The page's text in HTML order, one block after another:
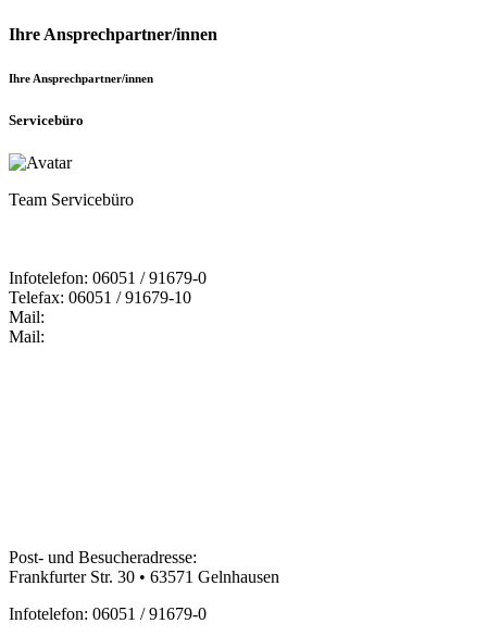
Ihre Ansprechpartner/innen
Ihre Ansprechpartner/innen
Servicebüro
Team Servicebüro
Infotelefon: 06051 / 91679-0
Telefax: 06051 / 91679-10
Mail:
Mail:
Post- und Besucheradresse:
Frankfurter Str. 30 • 63571 Gelnhausen
Infotelefon: 06051 / 91679-0